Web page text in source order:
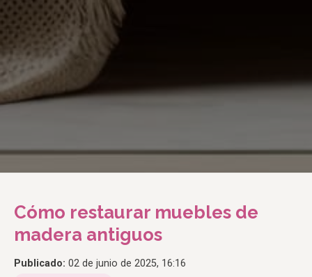
Cómo restaurar muebles de
madera antiguos
Publicado: 02 de junio de 2025, 16:16